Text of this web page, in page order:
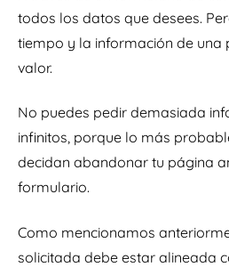
todos los datos que desees.
tiempo y la información de una
valor.
No puedes pedir demasiada
infinitos, porque lo más
decidan abandonar tu página
formulario.
Como mencionamos
solicitada debe estar alineada